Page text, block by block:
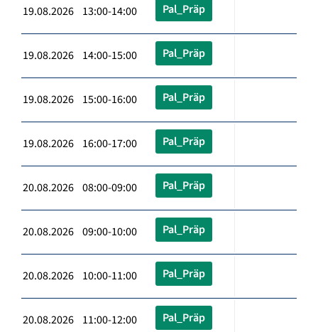
19.08.2026 13:00-14:00 Pal_Präp
19.08.2026 14:00-15:00 Pal_Präp
19.08.2026 15:00-16:00 Pal_Präp
19.08.2026 16:00-17:00 Pal_Präp
20.08.2026 08:00-09:00 Pal_Präp
20.08.2026 09:00-10:00 Pal_Präp
20.08.2026 10:00-11:00 Pal_Präp
20.08.2026 11:00-12:00 Pal_Präp